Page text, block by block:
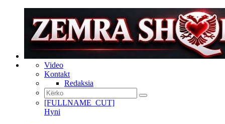
Video
Kontakt
Redaksia
[FULLNAME_CUT]
Hyni